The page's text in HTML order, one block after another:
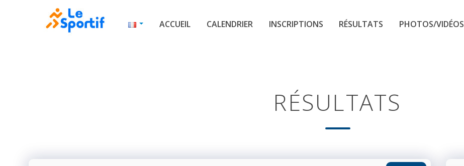
ACCUEIL CALENDRIER INSCRIPTIONS RÉSULTATS PHOTOS/VIDÉOS
RÉSULTATS